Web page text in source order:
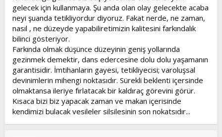
gelecek için kullanmaya. Şu anda olan olay gelecekte acaba
neyi şuanda tetikliyordur diyoruz. Fakat nerde, ne zaman,
nasıl , ne düzeyde yapabiliretimizin kalitesini farkındalık
bilinci gösteriyor.
Farkında olmak düşünce düzeyinin geniş yollarında
gezinmek demektir, dans edercesine dolu dolu yaşamanın
garantisidir. İmtihanların gayesi, tetikliyecisi; varoluşsal
devinimlerin mihengi noktasıdır. Sürekli beklenti içersinde
olmaktansa ileriye fırlatacak bir kaldıraç görevini görür.
Kısaca bizi biz yapacak zaman ve makan içerisinde
kendimizi bulacak vesileler silsilesinin son nokatsıdır...